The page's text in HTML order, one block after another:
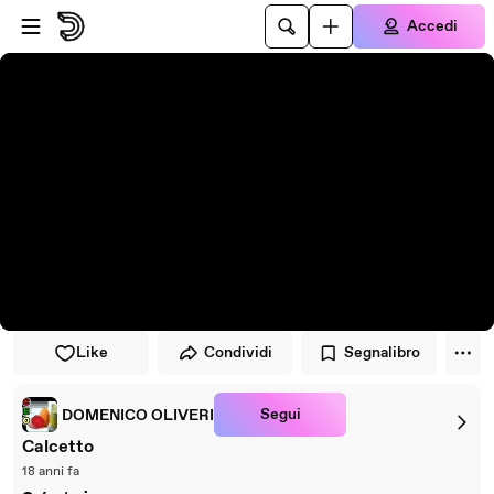
Vai al lettore
Passa al contenuto principale
Accedi
Like Condividi Segnalibro
DOMENICO OLIVERI Segui
Calcetto
18 anni fa